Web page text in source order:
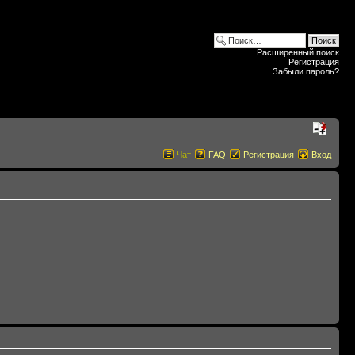
Расширенный поиск
Регистрация
Забыли пароль?
Чат FAQ Регистрация Вход